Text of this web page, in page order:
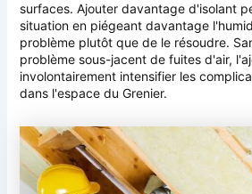
surfaces. Ajouter davantage d'isolant
situation en piégeant davantage
problème plutôt que de le résoudre.
problème sous-jacent de fuites d'air,
involontairement intensifier les
dans l'espace du Grenier.